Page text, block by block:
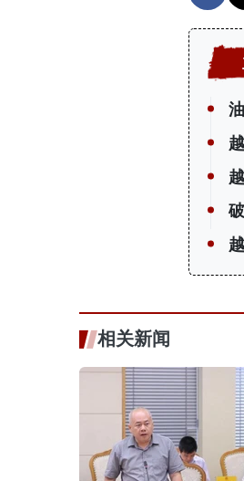
相关新闻